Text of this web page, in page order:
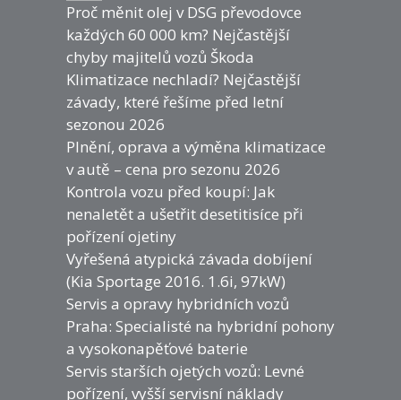
Proč měnit olej v DSG převodovce
každých 60 000 km? Nejčastější
chyby majitelů vozů Škoda
Klimatizace nechladí? Nejčastější
závady, které řešíme před letní
sezonou 2026
Plnění, oprava a výměna klimatizace
v autě – cena pro sezonu 2026
Kontrola vozu před koupí: Jak
nenaletět a ušetřit desetitisíce při
pořízení ojetiny
Vyřešená atypická závada dobíjení
(Kia Sportage 2016. 1.6i, 97kW)
Servis a opravy hybridních vozů
Praha: Specialisté na hybridní pohony
a vysokonapěťové baterie
Servis starších ojetých vozů: Levné
pořízení, vyšší servisní náklady